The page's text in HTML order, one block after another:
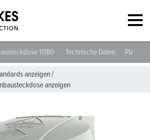
11180 Technische Daten
anzeigen/
anzeigen